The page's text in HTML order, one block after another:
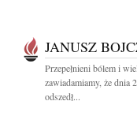
JANUSZ
Przepełnieni bólem i
zawiadamiamy, że dnia
odszedł...